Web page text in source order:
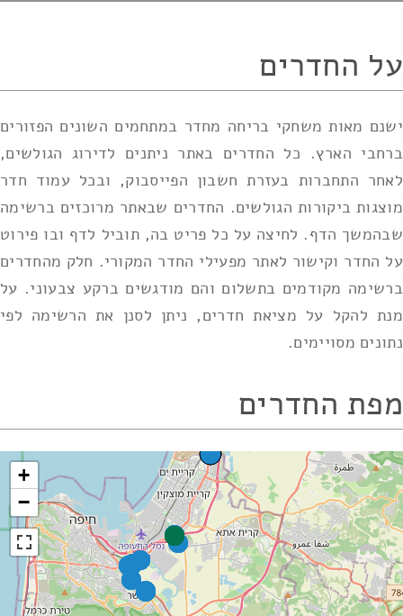
על החדרים
ישנם מאות משחקי בריחה מחדר במתחמים השונים הפזורים
ברחבי הארץ. כל החדרים באתר ניתנים לדירוג הגולשים,
לאחר התחברות בעזרת חשבון הפייסבוק, ובכל עמוד חדר
מוצגות ביקורות הגולשים. החדרים שבאתר מרוכזים ברשימה
שבהמשך הדף. לחיצה על כל פריט בה, תוביל לדף ובו פירוט
על החדר וקישור לאתר מפעילי החדר המקורי. חלק מהחדרים
ברשימה מקודמים בתשלום והם מודגשים ברקע צבעוני. על
מנת להקל על מציאת חדרים, ניתן לסנן את הרשימה לפי
נתונים מסויימים.
מפת החדרים
+
−